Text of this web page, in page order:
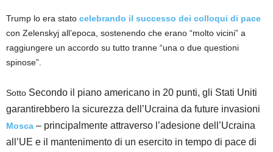
Trump lo era stato celebrando il successo dei colloqui di pace
con Zelenskyj all’epoca, sostenendo che erano “molto vicini” a
raggiungere un accordo su tutto tranne “una o due questioni
spinose”.
Sotto Secondo il piano americano in 20 punti, gli Stati Uniti
garantirebbero la sicurezza dell’Ucraina da future invasioni
Mosca – principalmente attraverso l’adesione dell’Ucraina
all’UE e il mantenimento di un esercito in tempo di pace di